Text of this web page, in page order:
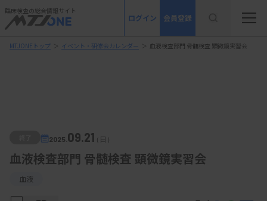
臨床検査の総合情報サイト
ログイン 会員登録
MTJONEトップ ＞ イベント・研修会カレンダー ＞ 血液検査部門 骨髄検査 顕微鏡実習会
2025. 09.21 （日）
血液検査部門 骨髄検査 顕微鏡実習会
血液